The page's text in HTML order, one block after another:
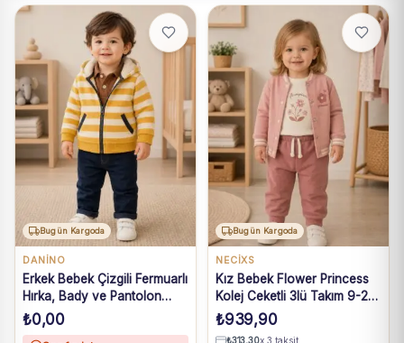
Bugün Kargoda
DANİNO
Erkek Bebek Çizgili Fermuarlı
Hırka, Bady ve Pantolon
Takım 6-24 Ay
₺0,00
Bugün Kargoda
NECİXS
Kız Bebek Flower Princess
Kolej Ceketli 3lü Takım 9-24
Ay
₺939,90
₺313,30x 3 taksit